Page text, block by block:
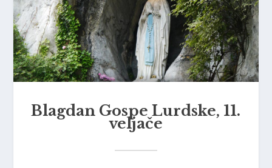
Blagdan Gospe Lurdske, 11.
veljače